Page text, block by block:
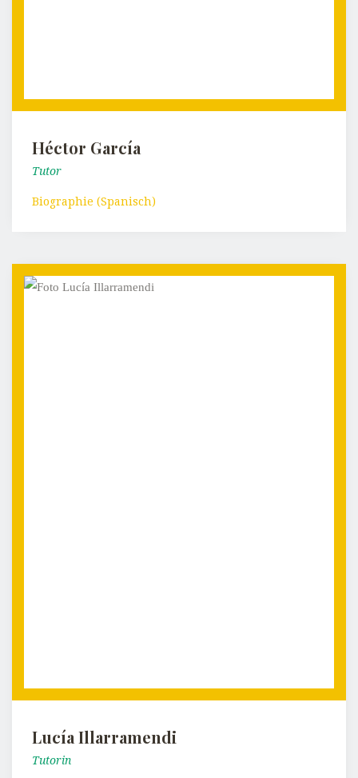
Héctor García
Tutor
Biographie (Spanisch)
Lucía Illarramendi
Tutorin